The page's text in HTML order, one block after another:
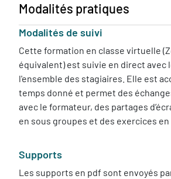
Modalités pratiques
Modalités de suivi
Cette formation en classe virtuelle
équivalent) est suivie en direct avec
l'ensemble des stagiaires. Elle est
temps donné et permet des
avec le formateur, des partages
en sous groupes et des exercices en
Supports
Les supports en pdf sont envoyés